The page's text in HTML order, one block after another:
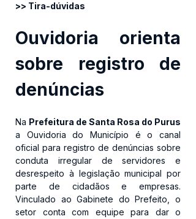
>> Tira-dúvidas
Ouvidoria orienta
sobre registro de
denúncias
Na Prefeitura de Santa Rosa do Purus
a Ouvidoria do Município é o canal
oficial para registro de denúncias sobre
conduta irregular de servidores e
desrespeito à legislação municipal por
parte de cidadãos e empresas.
Vinculado ao Gabinete do Prefeito, o
setor conta com equipe para dar o